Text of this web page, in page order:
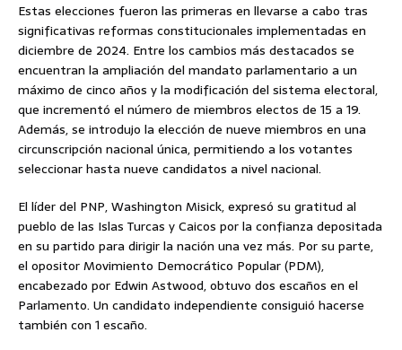
Estas elecciones fueron las primeras en llevarse a cabo tras
significativas reformas constitucionales implementadas en
diciembre de 2024. Entre los cambios más destacados se
encuentran la ampliación del mandato parlamentario a un
máximo de cinco años y la modificación del sistema electoral,
que incrementó el número de miembros electos de 15 a 19.
Además, se introdujo la elección de nueve miembros en una
circunscripción nacional única, permitiendo a los votantes
seleccionar hasta nueve candidatos a nivel nacional.
El líder del PNP, Washington Misick, expresó su gratitud al
pueblo de las Islas Turcas y Caicos por la confianza depositada
en su partido para dirigir la nación una vez más. Por su parte,
el opositor Movimiento Democrático Popular (PDM),
encabezado por Edwin Astwood, obtuvo dos escaños en el
Parlamento. Un candidato independiente consiguió hacerse
también con 1 escaño.